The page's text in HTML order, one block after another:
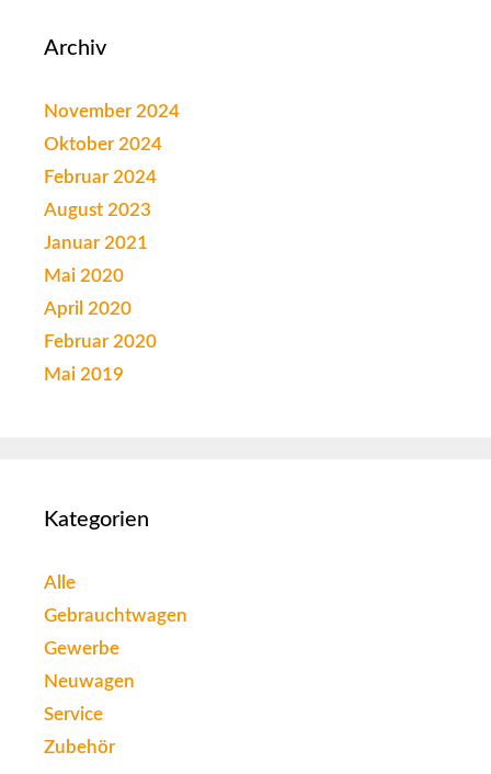
Archiv
November 2024
Oktober 2024
Februar 2024
August 2023
Januar 2021
Mai 2020
April 2020
Februar 2020
Mai 2019
Kategorien
Alle
Gebrauchtwagen
Gewerbe
Neuwagen
Service
Zubehör